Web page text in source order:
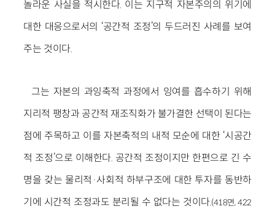
놀라운 사실을 적시한다. 이는 지구적 자본주의의 위기에
대한 대응으로서의 ‘공간적 조정’의 두드러진 사례를 보여
주는 것이다.
그는 자본의 과잉축적 과정에서 잉여를 흡수하기 위해
지리적 팽창과 공간적 재조직화가 불가결한 선택이 된다는
점에 주목하고 이를 자본축적의 내적 모순에 대한 ‘시공간
적 조정’으로 이해한다. 공간적 조정이지만 한편으로 긴 수
명을 갖는 물리적·사회적 하부구조에 대한 투자를 동반하
기에 시간적 조정과도 분리될 수 없다는 것이다.(418면, 422